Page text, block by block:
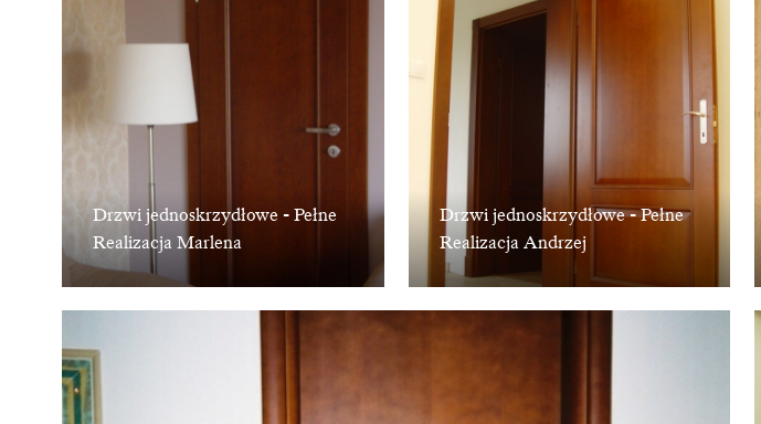
Drzwi jednoskrzydłowe - Pełne
Realizacja Marlena
Drzwi jednoskrzydłowe - Pełne
Realizacja Andrzej